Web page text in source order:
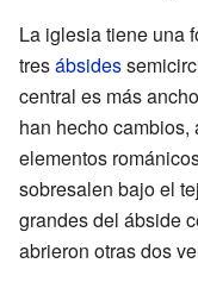
La iglesia tiene una
tresábsides
central es más
han hecho
elementos
sobresalen bajo el
grandes del ábside
abrieron otras dos